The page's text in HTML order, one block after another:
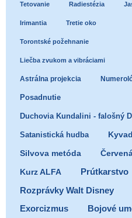
Tetovanie Radiestézia
Irimantia Tretie oko
Torontské požehnanie
Liečba zvukom a vibráciami
Astrálna projekcia
Posadnutie
Duchovia Kundalini - falošný
Satanistická hudba
Silvova metóda
Kurz ALFA
Prútkarstvo
Rozprávky Walt Disney
Exorcizmus
Bojové